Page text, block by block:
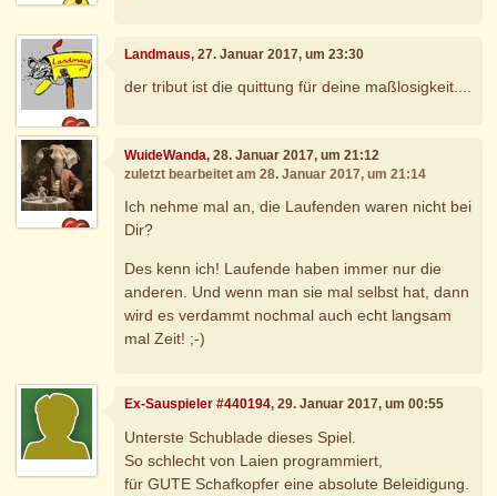
Landmaus, 27. Januar 2017, um 23:30
der tribut ist die quittung für deine maßlosigkeit....
WuideWanda, 28. Januar 2017, um 21:12
zuletzt bearbeitet am 28. Januar 2017, um 21:14
Ich nehme mal an, die Laufenden waren nicht bei
Dir?
Des kenn ich! Laufende haben immer nur die
anderen. Und wenn man sie mal selbst hat, dann
wird es verdammt nochmal auch echt langsam
mal Zeit! ;-)
Ex-Sauspieler #440194, 29. Januar 2017, um 00:55
Unterste Schublade dieses Spiel.
So schlecht von Laien programmiert,
für GUTE Schafkopfer eine absolute Beleidigung.